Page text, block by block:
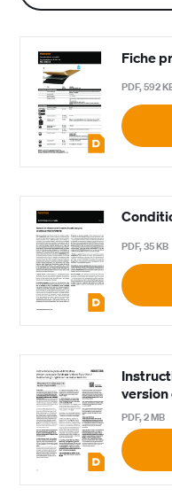
Fiche
PDF, 592
PDF, 35 KB
PDF, 2 MB